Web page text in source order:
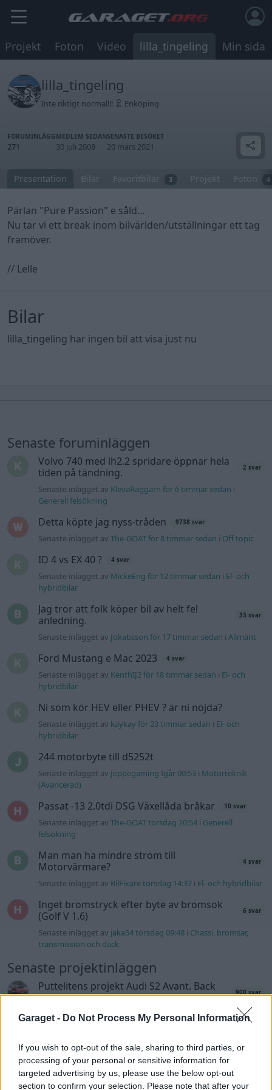
Garaget - Do Not Process My Personal Information
If you wish to opt-out of the sale, sharing to third parties, or
processing of your personal or sensitive information for
targeted advertising by us, please use the below opt-out
section to confirm your selection. Please note that after your
Projekt Foton Video lilla_tingeling Min sida
lilla_tingeling
Inte riktigt normal!!! Enköping
FORUMINLÄGG
271
MEDLEM SEDAN
30 juli 2008
SENASTE BESÖKET
20 mars 2021
Presentation Bilar Favoritbilar 3 Projekt Foton 4
Pärlan "Pure Passion" e såld...
Nu tar vi ett break inom bilvärlden/utställningar ett tag
framöver.
// Lelle
Bilar
lilla_tingeling har ingen bil att visa just nu
Senaste foruminläggen
Volvo 740 med lh2.2 spridare öppnar hela
tiden på tändning.
2 svar
Senaste inlägget av KlevaRaggarn för 6 timmar sedan i
Generell felsökning
Detta köpte jag nyss-tråden 9738 svar
Senaste inlägget avThe-GOAT för 8 timmar sedan i Off topic
ID 4 vs EX 40 ? 4 svar
Senaste inlägget av MickeEng för 12 timmar sedan i El- och
hybridbilar
Jag tror att folk köper bil av helt fel
anledning.
33 svar
Senaste inlägget av Jokabsson för 17 timmar sedan iAllmänt
Ford Mustang e Mac 2023 4 svar
Senaste inlägget av KenthIJ2 för 18 timmar sedan i El- och
hybridbilar
Ni som kör HEV eller PHEV ? är ni nöjda?
Senaste inlägget av kaykay för 23 timmar sedan i El- och
hybridbilar
244 motorbyte till d5252t
Senaste inlägget av Jeppegaming Igår 00:53 i Motorteknik
(Avancerad)
Passat -13 2.0tdi DSG Växellåda bråkar 10 svar
Senaste inlägget avThe-GOAT torsdag 20:54 i Generell
felsökning
Man man ha mindre ström till
Motorvärmare?
4 svar
Senaste inlägget av BilFixare torsdag 14:37 i El- och hybridbilar
Inget bromstryck efter byte av bromsok
(Golf V 1.6)
6 svar
Senaste inlägget av jaka54 torsdag 09:48 i Chassi, bromsar,
transmission och däck
Senaste projektinläggen
Puttelitens projekt Audi S2 Avant. Back
to basic. + garagefix.
900 svar
Senaste inlägget avPutteliten för 8 timmar sedaniProjekt
med JDM inspiration.
Senaste inlägget avStol3n_Identity för 20 timmar sedan
Projekt